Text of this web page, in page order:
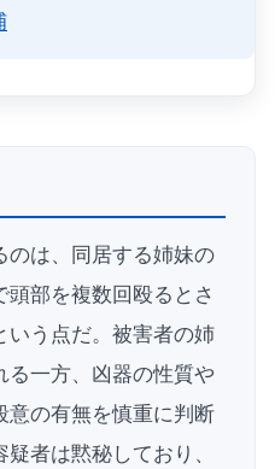
のは、同居する姉妹の
頭部を複数回殴るとさ
いう点だ。被害者の姉
る一方、凶器の性質や
意の有無を慎重に判断
者は黙秘しており、